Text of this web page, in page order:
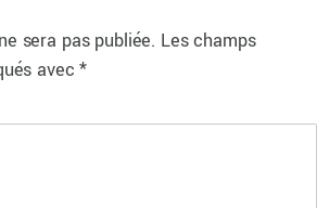
sera pas publiée. Les champs
avec*